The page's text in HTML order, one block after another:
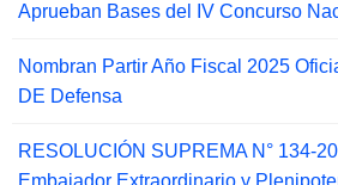
Aprueban Bases del IV Concurso
Nombran Partir Año Fiscal 2025
DE Defensa
RESOLUCIÓN SUPREMA N° 134-
Embajador Extraordinario y